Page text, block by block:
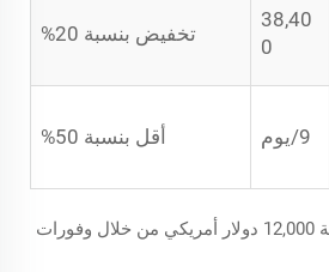
38,40
0
تخفيض بنسبة 20%
9/يوم أقل بنسبة 50%
تم استرداد استثمار بقيمة 12,000 دولار أمريكي من خلال وفورات